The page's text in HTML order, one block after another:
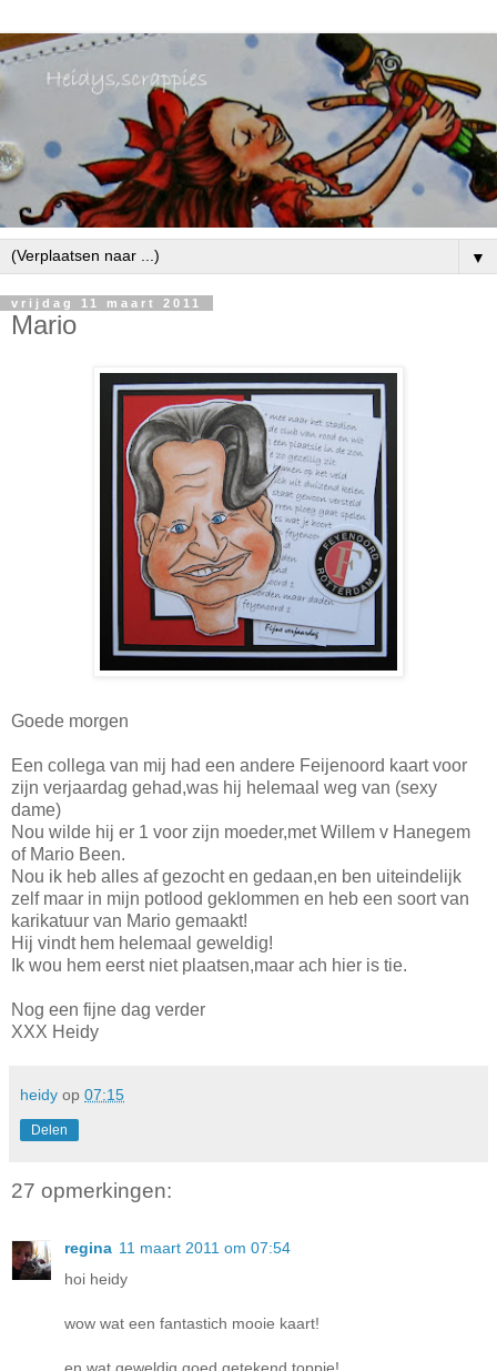
▼
vrijdag 11 maart 2011
Mario
Goede morgen
Een collega van mij had een andere Feijenoord kaart voor
zijn verjaardag gehad,was hij helemaal weg van (sexy
dame)
Nou wilde hij er 1 voor zijn moeder,met Willem v Hanegem
of Mario Been.
Nou ik heb alles af gezocht en gedaan,en ben uiteindelijk
zelf maar in mijn potlood geklommen en heb een soort van
karikatuur van Mario gemaakt!
Hij vindt hem helemaal geweldig!
Ik wou hem eerst niet plaatsen,maar ach hier is tie.
Nog een fijne dag verder
XXX Heidy
heidy op 07:15
Delen
27 opmerkingen:
regina 11 maart 2011 om 07:54
hoi heidy
wow wat een fantastich mooie kaart!